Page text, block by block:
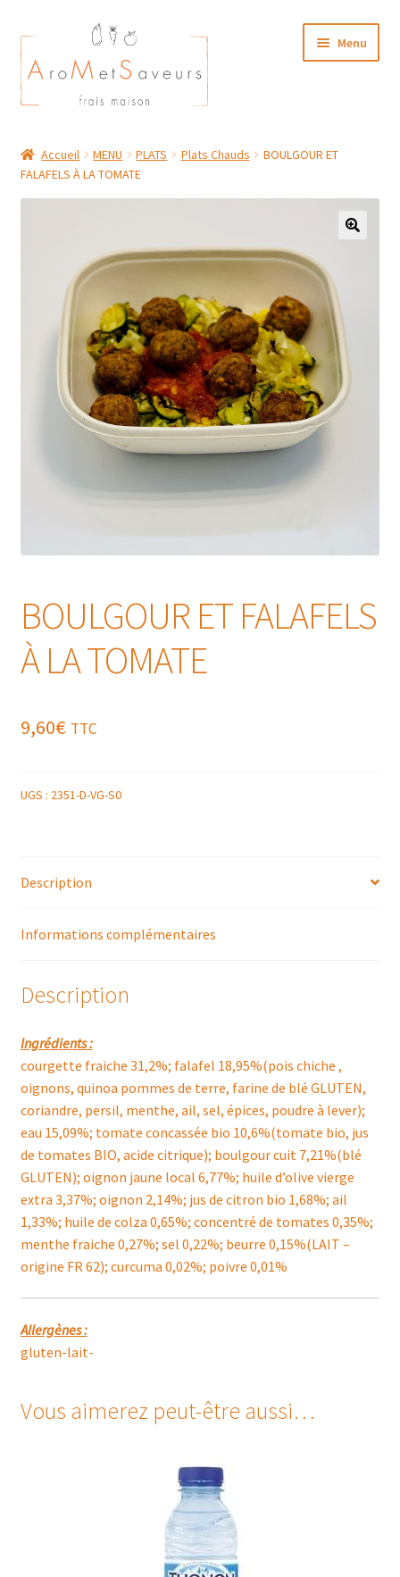
Aller
à
la
navigation
Aller
au
contenu
Menu
Plat du Jour/ Menu Week end
MON COMPTE
Accueil MENU PLATS Plats Chauds
BOULGOUR ET
FALAFELS À LA TOMATE
BOULGOUR ET FALAFELS
À LA TOMATE
9,60€ TTC
UGS : 2351-D-VG-S0
Description
Informations complémentaires
Description
Ingrédients :
courgette fraiche 31,2%; falafel 18,95%(pois chiche ,
oignons, quinoa pommes de terre, farine de blé GLUTEN,
coriandre, persil, menthe, ail, sel, épices, poudre à lever);
eau 15,09%; tomate concassée bio 10,6%(tomate bio, jus
de tomates BIO, acide citrique); boulgour cuit 7,21%(blé
GLUTEN); oignon jaune local 6,77%; huile d’olive vierge
extra 3,37%; oignon 2,14%; jus de citron bio 1,68%; ail
1,33%; huile de colza 0,65%; concentré de tomates 0,35%;
menthe fraiche 0,27%; sel 0,22%; beurre 0,15%(LAIT –
origine FR 62); curcuma 0,02%; poivre 0,01%
Allergènes :
gluten-lait-
Vous aimerez peut-être aussi…